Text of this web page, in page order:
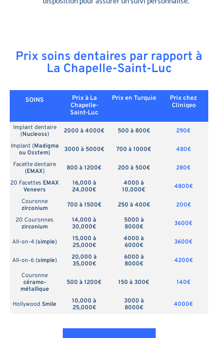
Prix soins dentaires par rapport à
La Chapelle-Saint-Luc
SOINS
Prix à La
Chapelle-
Saint-Luc
Prix en Turquie
Prix chez
Cliniqeo
Implant dentaire
(Nucleoss) 2000 à 4000€ 500 à 800€
290€
Implant (Madigma
ou Osstem) 3000 à 5000€ 700 à 1000€
480€
Facette dentaire
(EMAX) 800 à 1200€ 200 à 500€
280€
20 Facettes EMAX
Veneers
16,000 à
24,000€
4000 à
10,000€
4800€
Couronne
zirconium
700 à 1500€ 250 à 400€
200€
20 Couronnes
zirconium
14,000 à
30,000€
5000 à
8000€
3600€
All-on-4 (simple)
15,000 à
25,000€
4000 à
6000€
3600€
All-on-6 (simple)
20,000 à
35,000€
6000 à
8000€
4200€
Couronne
céramo-
métallique
500 à 1200€ 150 à 300€ 140€
Hollywood Smile
10,000 à
25,000€
3000 à
8000€
4000€